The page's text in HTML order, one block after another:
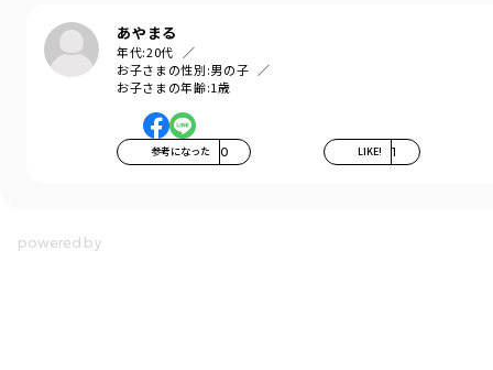
あやまる
年代:20代
お子さまの性別:男の子
お子さまの年齢:1歳
参考になった 0 LIKE! 1